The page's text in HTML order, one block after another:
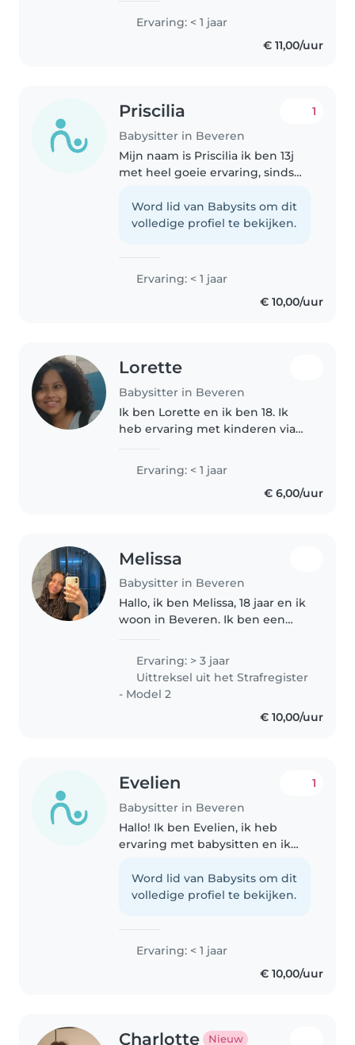
oppas peuter drie maand part
time. Mijn kinderen wonen
zelfstandig. Sta volledig ter
Ervaring: < 1 jaar
€ 11,00/uur
Priscilia
Babysitter in Beveren
1
Mijn naam is Priscilia ik ben 13j
met heel goeie ervaring, sinds
mijn twee klein broertje en zusje
sindsdien hou ik heel veel van
Word lid van Babysits om dit
volledige profiel te bekijken.
Ervaring: < 1 jaar
€ 10,00/uur
Lorette
Babysitter in Beveren
Ik ben Lorette en ik ben 18. Ik
heb ervaring met kinderen via
de manier waarop ik met hen
Ervaring: < 1 jaar
€ 6,00/uur
Melissa
Babysitter in Beveren
Hallo, ik ben Melissa, 18 jaar en ik
woon in Beveren. Ik ben een
en volg momenteel mijn
zevende jaar kinderzorg. Ik hou
ervan om met kinderen te
Ervaring: > 3 jaar
Uittreksel uit het Strafregister
- Model 2
€ 10,00/uur
Evelien
Babysitter in Beveren
1
Hallo! Ik ben Evelien, ik heb
ervaring met babysitten en ik
mijn jongere neefjes en nichtjes.
Ik zit in het 4e middelbaar en ik
Word lid van Babysits om dit
volledige profiel te bekijken.
Ervaring: < 1 jaar
€ 10,00/uur
Charlotte Nieuw